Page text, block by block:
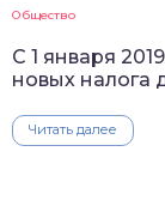
Общество
С 1 января
новых налога
Читать далее